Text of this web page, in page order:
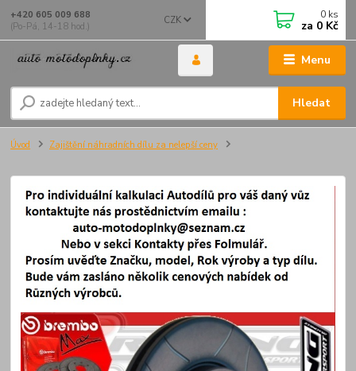
Menu
CZK
Hledat
+420 605 009 688
(Po-Pá, 14-18 hod.)
0 ks
za 0 Kč
Úvod Zajištění náhradních dílu za nelepší ceny